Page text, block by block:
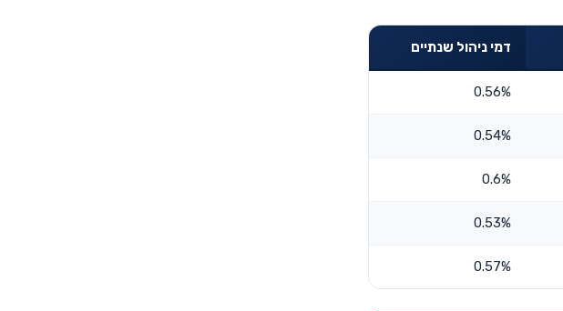
דמי ניהול שנתיים
0.56%
0.54%
0.6%
0.53%
0.57%